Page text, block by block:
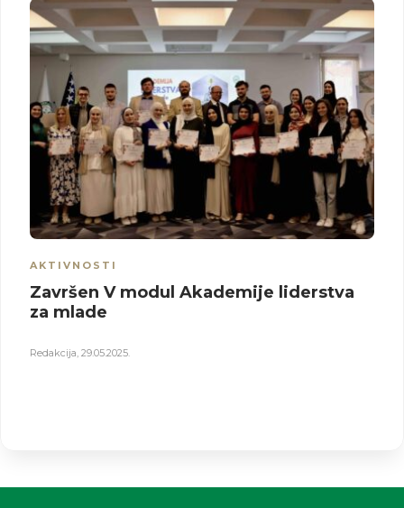
AKTIVNOSTI
Završen V modul Akademije liderstva
za mlade
Redakcija, 29.05.2025.